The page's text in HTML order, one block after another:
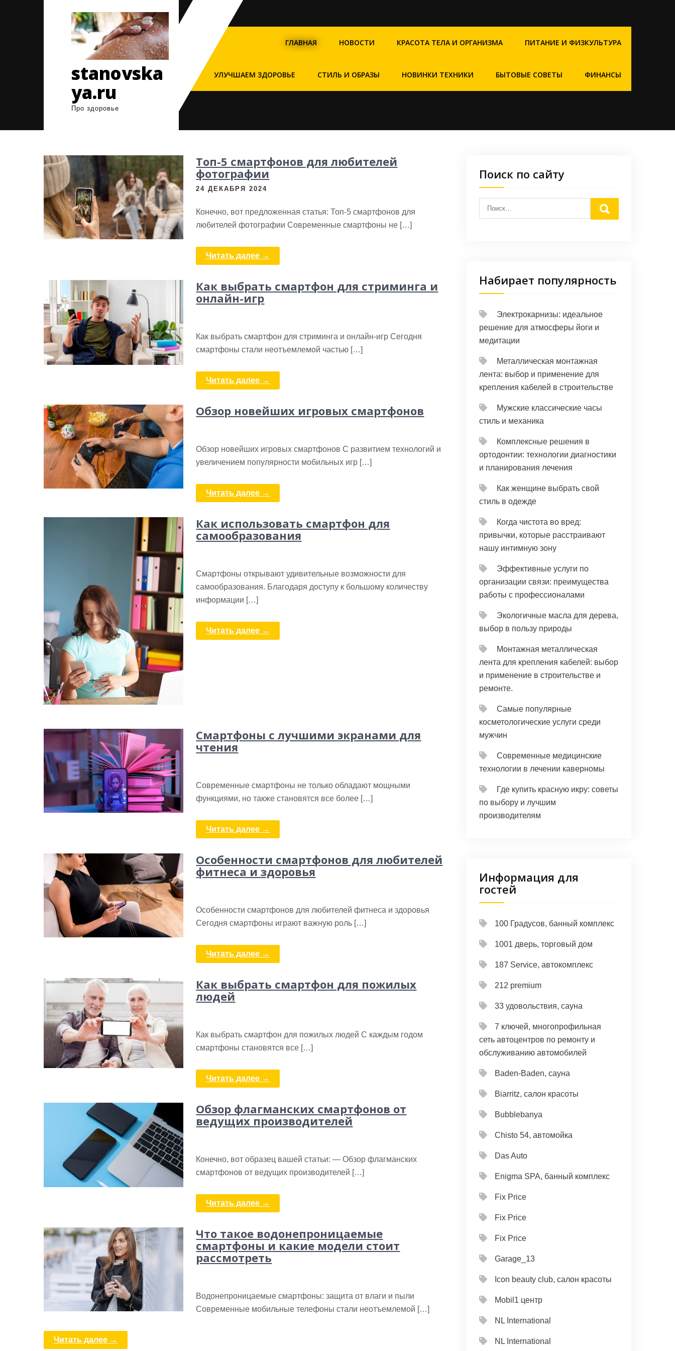
stanovska
ya.ru
Про здоровье
ГЛАВНАЯ НОВОСТИ КРАСОТА ТЕЛА И ОРГАНИЗМА ПИТАНИЕ И ФИЗКУЛЬТУРА
УЛУЧШАЕМ ЗДОРОВЬЕ СТИЛЬ И ОБРАЗЫ НОВИНКИ ТЕХНИКИ БЫТОВЫЕ СОВЕТЫ ФИНАНСЫ
Топ-5 смартфонов для любителей
фотографии
24 ДЕКАБРЯ 2024
Конечно, вот предложенная статья: Топ-5 смартфонов для
любителей фотографии Современные смартфоны не […]
Читать далее →
Как выбрать смартфон для стриминга и
онлайн-игр
Как выбрать смартфон для стриминга и онлайн-игр Сегодня
смартфоны стали неотъемлемой частью […]
Читать далее →
Обзор новейших игровых смартфонов
Обзор новейших игровых смартфонов С развитием технологий и
увеличением популярности мобильных игр […]
Читать далее →
Как использовать смартфон для
самообразования
Смартфоны открывают удивительные возможности для
самообразования. Благодаря доступу к большому количеству
информации […]
Читать далее →
Смартфоны с лучшими экранами для
чтения
Современные смартфоны не только обладают мощными
функциями, но также становятся все более […]
Читать далее →
Особенности смартфонов для любителей
фитнеса и здоровья
Особенности смартфонов для любителей фитнеса и здоровья
Сегодня смартфоны играют важную роль […]
Читать далее →
Как выбрать смартфон для пожилых
людей
Как выбрать смартфон для пожилых людей С каждым годом
смартфоны становятся все […]
Читать далее →
Обзор флагманских смартфонов от
ведущих производителей
Конечно, вот образец вашей статьи: — Обзор флагманских
смартфонов от ведущих производителей […]
Читать далее →
Что такое водонепроницаемые
смартфоны и какие модели стоит
рассмотреть
Водонепроницаемые смартфоны: защита от влаги и пыли
Современные мобильные телефоны стали неотъемлемой […]
Читать далее →
Поиск по сайту
Набирает популярность
Электрокарнизы: идеальное
решение для атмосферы йоги и
медитации
Металлическая монтажная
лента: выбор и применение для
крепления кабелей в строительстве
Мужские классические часы
стиль и механика
Комплексные решения в
ортодонтии: технологии диагностики
и планирования лечения
Как женщине выбрать свой
стиль в одежде
Когда чистота во вред:
привычки, которые расстраивают
нашу интимную зону
Эффективные услуги по
организации связи: преимущества
работы с профессионалами
Экологичные масла для дерева,
выбор в пользу природы
Монтажная металлическая
лента для крепления кабелей: выбор
и применение в строительстве и
ремонте.
Самые популярные
косметологические услуги среди
мужчин
Современные медицинские
технологии в лечении каверномы
Где купить красную икру: советы
по выбору и лучшим
производителям
Информация для
гостей
100 Градусов, банный комплекс
1001 дверь, торговый дом
187 Service, автокомплекс
212 premium
33 удовольствия, сауна
7 ключей, многопрофильная
сеть автоцентров по ремонту и
обслуживанию автомобилей
Baden-Baden, сауна
Biarritz, салон красоты
Bubblebanya
Chisto 54, автомойка
Das Auto
Enigma SPA, банный комплекс
Fix Price
Fix Price
Fix Price
Garage_13
Icon beauty club, салон красоты
Mobil1 центр
NL International
NL International